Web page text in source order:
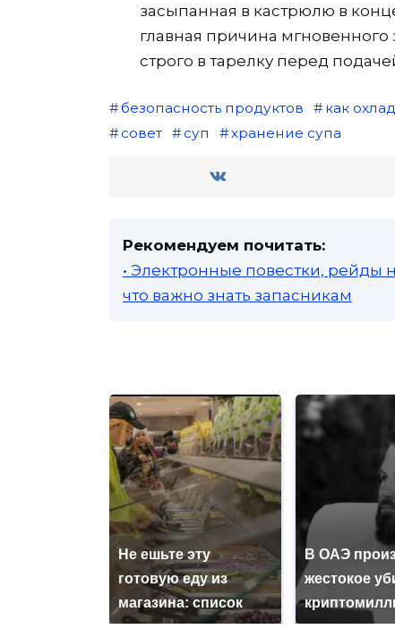
засыпанная в кастрюлю в
главная причина
строго в тарелку перед
безопасность продуктов как
совет
суп хранение супа
Рекомендуем почитать:
• Электронные повестки, рейды
что важно знать запасникам
Не ешьте эту
готовую еду из
магазина: список
В ОАЭ
жестокое